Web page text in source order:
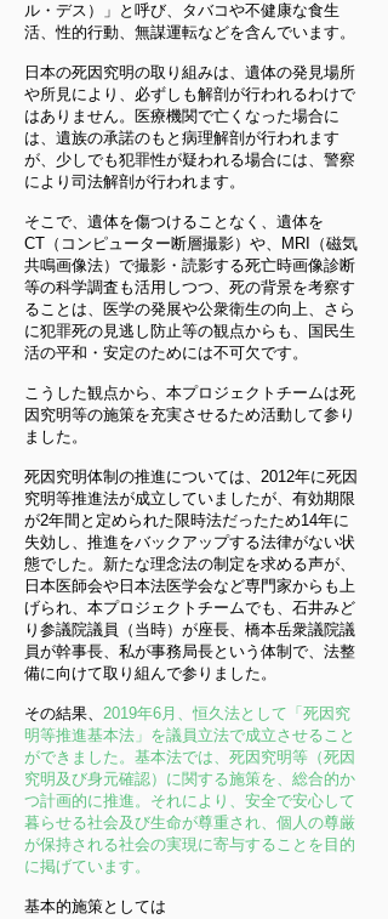
ル・デス）」と呼び、タバコや不健康な食生
活、性的行動、無謀運転などを含んでいます。
日本の死因究明の取り組みは、遺体の発見場所
や所見により、必ずしも解剖が行われるわけで
はありません。医療機関で亡くなった場合に
は、遺族の承諾のもと病理解剖が行われます
が、少しでも犯罪性が疑われる場合には、警察
により司法解剖が行われます。
そこで、遺体を傷つけることなく、遺体を
CT（コンピューター断層撮影）や、MRI（磁気
共鳴画像法）で撮影・読影する死亡時画像診断
等の科学調査も活用しつつ、死の背景を考察す
ることは、医学の発展や公衆衛生の向上、さら
に犯罪死の見逃し防止等の観点からも、国民生
活の平和・安定のためには不可欠です。
こうした観点から、本プロジェクトチームは死
因究明等の施策を充実させるため活動して参り
ました。
死因究明体制の推進については、2012年に死因
究明等推進法が成立していましたが、有効期限
が2年間と定められた限時法だったため14年に
失効し、推進をバックアップする法律がない状
態でした。新たな理念法の制定を求める声が、
日本医師会や日本法医学会など専門家からも上
げられ、本プロジェクトチームでも、石井みど
り参議院議員（当時）が座長、橋本岳衆議院議
員が幹事長、私が事務局長という体制で、法整
備に向けて取り組んで参りました。
その結果、 2019年6月、恒久法として「死因究
明等推進基本法」を議員立法で成立させること
ができました。基本法では、死因究明等（死因
究明及び身元確認）に関する施策を、総合的か
つ計画的に推進。それにより、安全で安心して
暮らせる社会及び生命が尊重され、個人の尊厳
が保持される社会の実現に寄与することを目的
に掲げています。
基本的施策としては